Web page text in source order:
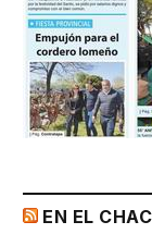
EN EL